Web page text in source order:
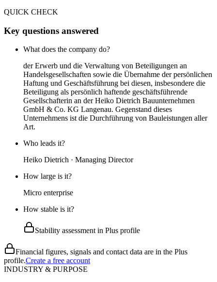
QUICK CHECK
Key questions answered
What does the company do?
der Erwerb und die Verwaltung von Beteiligungen an
Handelsgesellschaften sowie die Übernahme der persönlichen
Haftung und Geschäftsführung bei diesen, insbesondere die
Beteiligung als persönlich haftende geschäftsführende
Gesellschafterin an der Heiko Dietrich Bauunternehmen
GmbH & Co. KG Langenau. Gegenstand dieses
Unternehmens ist die Durchführung von Bauleistungen aller
Art.
Who leads it?
Heiko Dietrich · Managing Director
How large is it?
Micro enterprise
How stable is it?
Stability assessment in Plus profile
Financial figures, signals and contact data are in the Plus
profile.Create a free account
INDUSTRY & PURPOSE